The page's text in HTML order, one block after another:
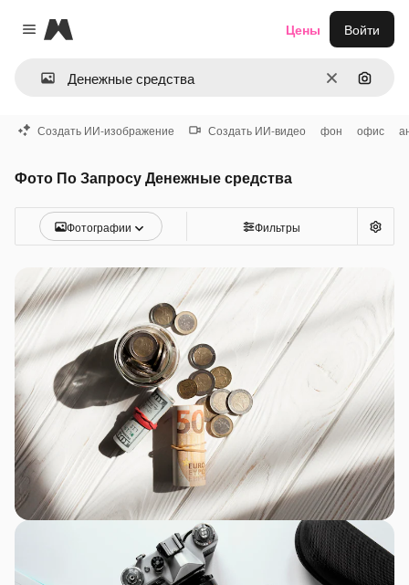
Close menu
Magnific
ОчиститьПоиск
Цены Войти
Создать ИИ-изображение Создать ИИ-видео фон офис
Фото По Запросу Денежные средства
Фотографии Фильтры